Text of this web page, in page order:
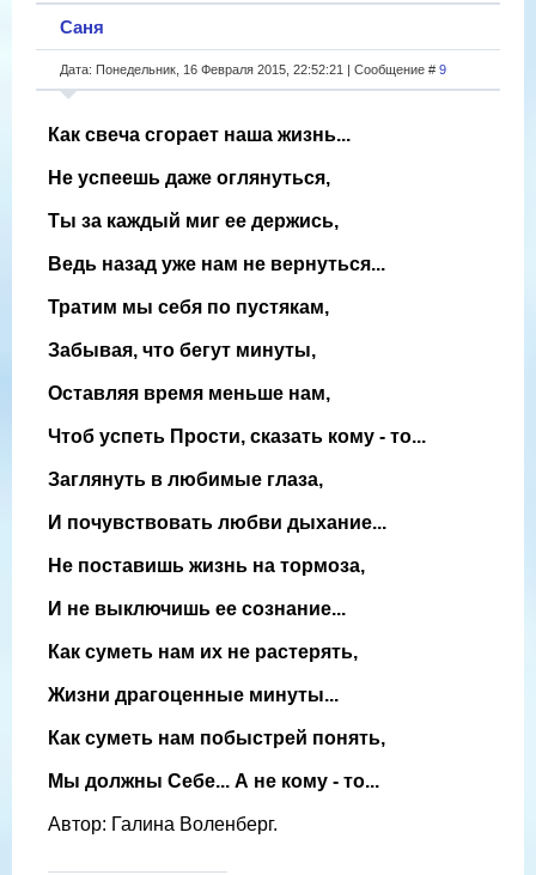
Саня
Дата: Понедельник, 16 Февраля 2015, 22:52:21 | Сообщение # 9
Как свеча сгорает наша жизнь...
Не успеешь даже оглянуться,
Ты за каждый миг ее держись,
Ведь назад уже нам не вернуться...
Тратим мы себя по пустякам,
Забывая, что бегут минуты,
Оставляя время меньше нам,
Чтоб успеть Прости, сказать кому - то...
Заглянуть в любимые глаза,
И почувствовать любви дыхание...
Не поставишь жизнь на тормоза,
И не выключишь ее сознание...
Как суметь нам их не растерять,
Жизни драгоценные минуты...
Как суметь нам побыстрей понять,
Мы должны Себе... А не кому - то...
Автор: Галина Воленберг.